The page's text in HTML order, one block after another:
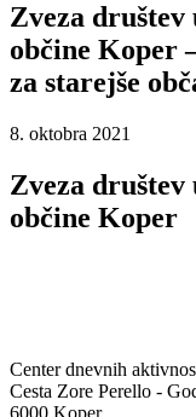
Zveza društev
občine Koper
za starejše
8. oktobra 2021
Zveza društev
občine Koper
Center dnevnih
Cesta Zore Perello -
6000 Koper